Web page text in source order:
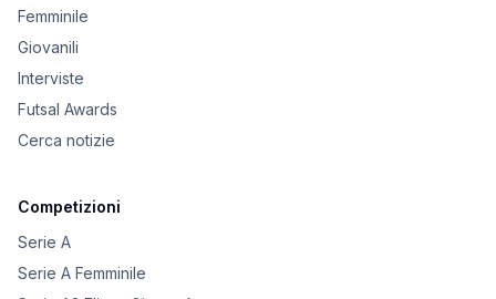
Femminile
Giovanili
Interviste
Futsal Awards
Cerca notizie
Competizioni
Serie A
Serie A Femminile